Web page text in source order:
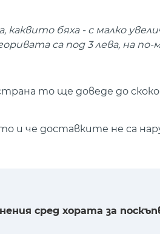
бяха - с малко
са под 3 лева, на по-
то ще доведе до
и че доставките не са
сред хората за